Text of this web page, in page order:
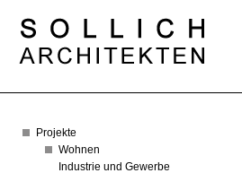
Projekte
Wohnen
Industrie und Gewerbe